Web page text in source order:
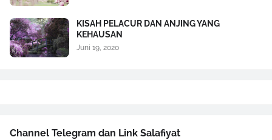
KISAH PELACUR DAN ANJING YANG
KEHAUSAN
Juni 19, 2020
Channel Telegram dan Link Salafiyat